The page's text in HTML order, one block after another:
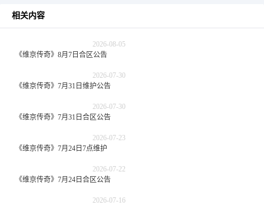
相关内容
2026-08-05
《维京传奇》8月7日合区公告
2026-07-30
《维京传奇》7月31日维护公告
2026-07-30
《维京传奇》7月31日合区公告
2026-07-23
《维京传奇》7月24日7点维护
2026-07-22
《维京传奇》7月24日合区公告
2026-07-16